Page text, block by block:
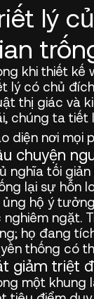
lý
khi thiết kế
lý có chủ
thị giác và
chúng ta tiết
diện nơi mọi
chuyện
nghĩa tối
lại sự hỗn
hộ ý
nghiêm ngặt.
họ đang
thống có
giảm triệt
một khung